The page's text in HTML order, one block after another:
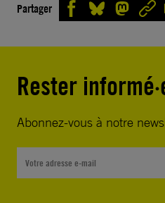
Partager
Rester
Abonnez-vous à notre